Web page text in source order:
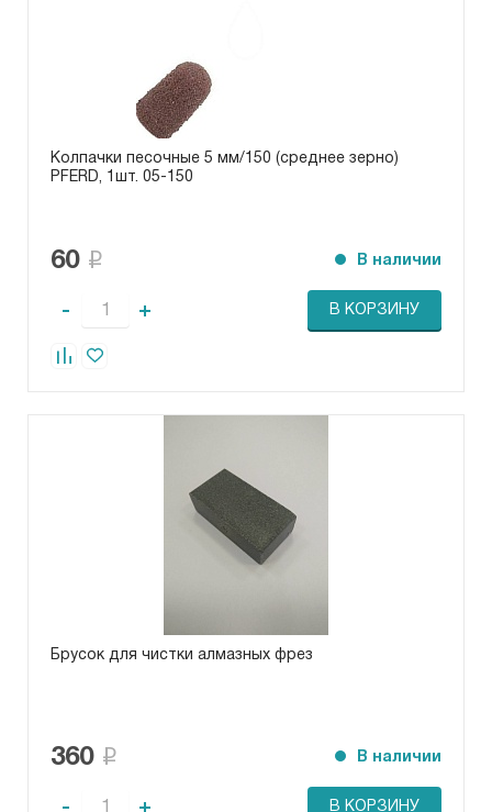
Колпачки песочные 5 мм/150 (среднее зерно)
PFERD, 1шт. 05-150
60 В наличии
- + В КОРЗИНУ
Брусок для чистки алмазных фрез
360 В наличии
- + В КОРЗИНУ